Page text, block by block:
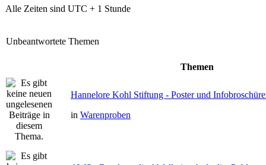
Alle Zeiten sind UTC + 1 Stunde
Unbeantwortete Themen
Themen
Hannelore Kohl Stiftung - Poster und
in Warenproben